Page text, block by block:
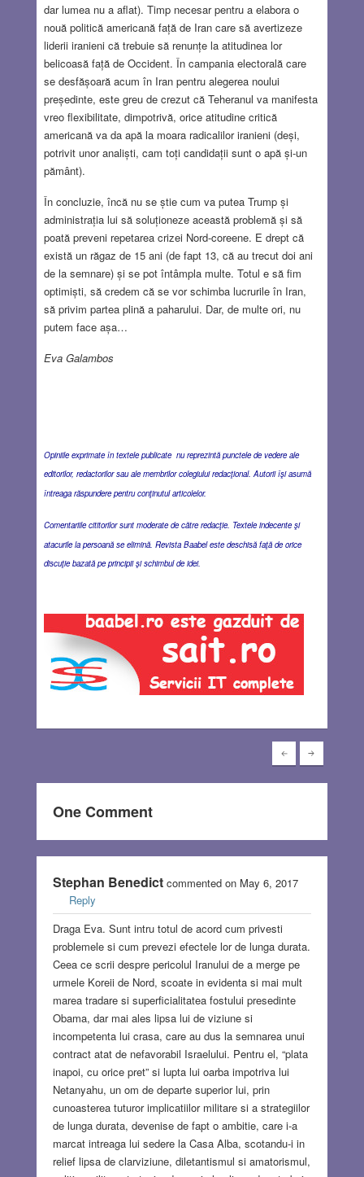
dar lumea nu a aflat). Timp necesar pentru a elabora o
nouă politică americană față de Iran care să avertizeze
liderii iranieni că trebuie să renunțe la atitudinea lor
belicoasă față de Occident. În campania electorală care
se desfășoară acum în Iran pentru alegerea noului
președinte, este greu de crezut că Teheranul va manifesta
vreo flexibilitate, dimpotrivă, orice atitudine critică
americană va da apă la moara radicalilor iranieni (deși,
potrivit unor analiști, cam toți candidații sunt o apă și-un
pământ).
În concluzie, încă nu se știe cum va putea Trump și
administrația lui să soluționeze această problemă și să
poată preveni repetarea crizei Nord-coreene. E drept că
există un răgaz de 15 ani (de fapt 13, că au trecut doi ani
de la semnare) și se pot întâmpla multe. Totul e să fim
optimiști, să credem că se vor schimba lucrurile în Iran,
să privim partea plină a paharului. Dar, de multe ori, nu
putem face așa…
Eva Galambos
Opiniile exprimate în textele publicate nu reprezintă punctele de vedere ale
editorilor, redactorilor sau ale membrilor colegiului redacţional. Autorii îşi asumă
întreaga răspundere pentru conţinutul articolelor.
Comentariile cititorilor sunt moderate de către redacţie. Textele indecente şi
atacurile la persoană se elimină. Revista Baabel este deschisă faţă de orice
discuţie bazată pe principii şi schimbul de idei.
One Comment
Stephan Benedictcommented on May 6, 2017
Reply
Draga Eva. Sunt intru totul de acord cum privesti
problemele si cum prevezi efectele lor de lunga durata.
Ceea ce scrii despre pericolul Iranului de a merge pe
urmele Koreii de Nord, scoate in evidenta si mai mult
marea tradare si superficialitatea fostului presedinte
Obama, dar mai ales lipsa lui de viziune si
incompetenta lui crasa, care au dus la semnarea unui
contract atat de nefavorabil Israelului. Pentru el, “plata
inapoi, cu orice pret” si lupta lui oarba impotriva lui
Netanyahu, un om de departe superior lui, prin
cunoasterea tuturor implicatiilor militare si a strategiilor
de lunga durata, devenise de fapt o ambitie, care i-a
marcat intreaga lui sedere la Casa Alba, scotandu-i in
relief lipsa de clarviziune, diletantismul si amatorismul,